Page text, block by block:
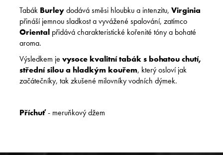
Tabák Burleydodává směsi hloubku a intenzitu, Virginia
přináší jemnou sladkost a vyvážené spalování, zatímco
Oriental přidává charakteristické kořenité tóny a bohaté
aroma.
Výsledkem je vysoce kvalitní tabák s bohatou chutí,
střední silou a hladkým kouřem, který osloví jak
začátečníky, tak zkušené milovníky vodních dýmek.
Příchuť- meruňkový džem